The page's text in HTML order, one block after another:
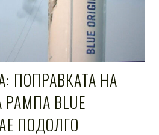
ПОПРАВКАТА НА
BLUE
ПОДОЛГО